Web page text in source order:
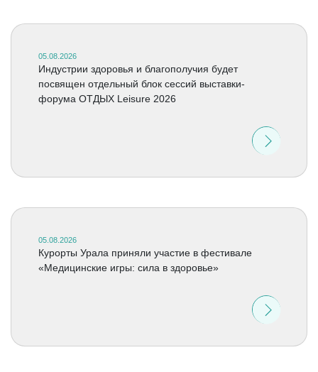
05.08.2026
Индустрии здоровья и благополучия будет
посвящен отдельный блок сессий выставки-
форума ОТДЫХ Leisure 2026
05.08.2026
Курорты Урала приняли участие в фестивале
«Медицинские игры: сила в здоровье»